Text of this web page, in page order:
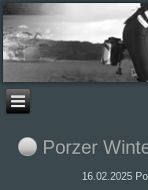
Porzer
16.02.2025